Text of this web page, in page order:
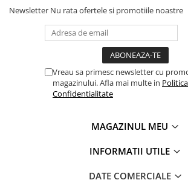
TRICOURI MĂRCI AUTO
TRICOURI AUDI
TRICOURI BMW
TRICOURI FORD
TRICOURI HONDA
Newsletter Nu rata ofertele si promotiile noastre
Vreau sa primesc newsletter cu
magazinului. Afla mai multe in
Confidentialitate
MAGAZINUL MEU
INFORMATII UTILE
DATE COMERCIALE